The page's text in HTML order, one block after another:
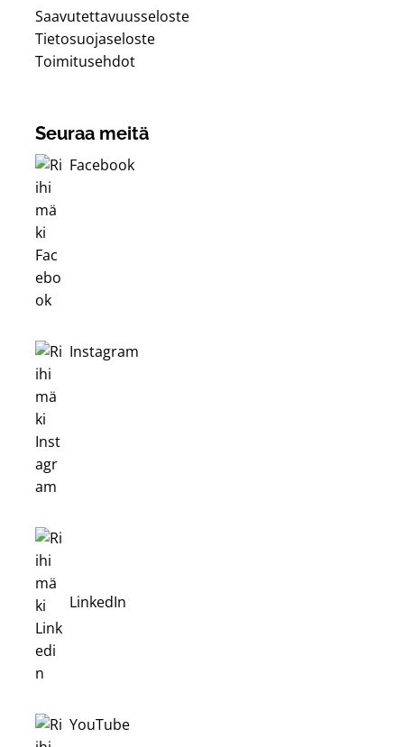
Saavutettavuusseloste
Tietosuojaseloste
Toimitusehdot
Seuraa meitä
Facebook
Instagram
LinkedIn
YouTube